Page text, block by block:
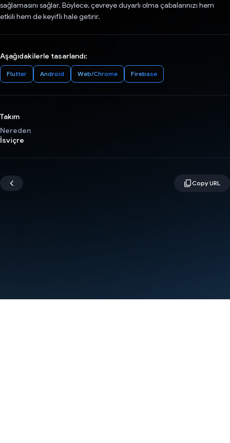
sağlamasını sağlar. Böylece, çevreye duyarlı olma çabalarınızı hem
etkili hem de keyifli hale getirir.
Aşağıdakilerle tasarlandı:
Flutter Android Web/Chrome Firebase
Takım
Nereden
İsviçre